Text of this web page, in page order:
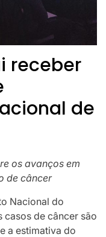
receber
de
os avanços em
de câncer
Nacional do
casos de câncer são
a estimativa do